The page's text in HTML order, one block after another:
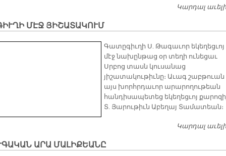
Կարդալ
ՄԷՋ ՅԻՇԱՏԱԿՈՒՄ
Գատըգիւղի Ս. Թագաւոր եկեղեցւոյ
մէջ նախընթաց օր տեղի ունեցաւ
Սրբոց տասն կուսանաց
յիշատակութիւնը։ Աւագ շաբթուան
այս խորհրդաւոր արարողութեան
հանդիսապետեց եկեղեցւոյ
Տ. Յարութիւն Աբեղայ Տամատեան։
Կարդալ
ԱՐԱ ՄԱԼԻՔԵԱՆԸ